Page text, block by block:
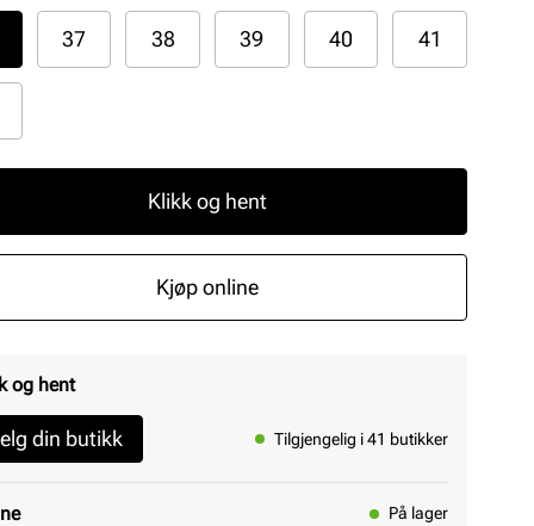
37 38 39 40 41
Klikk og hent
Kjøp online
og hent
din butikk Tilgjengelig i 41 butikker
På lager